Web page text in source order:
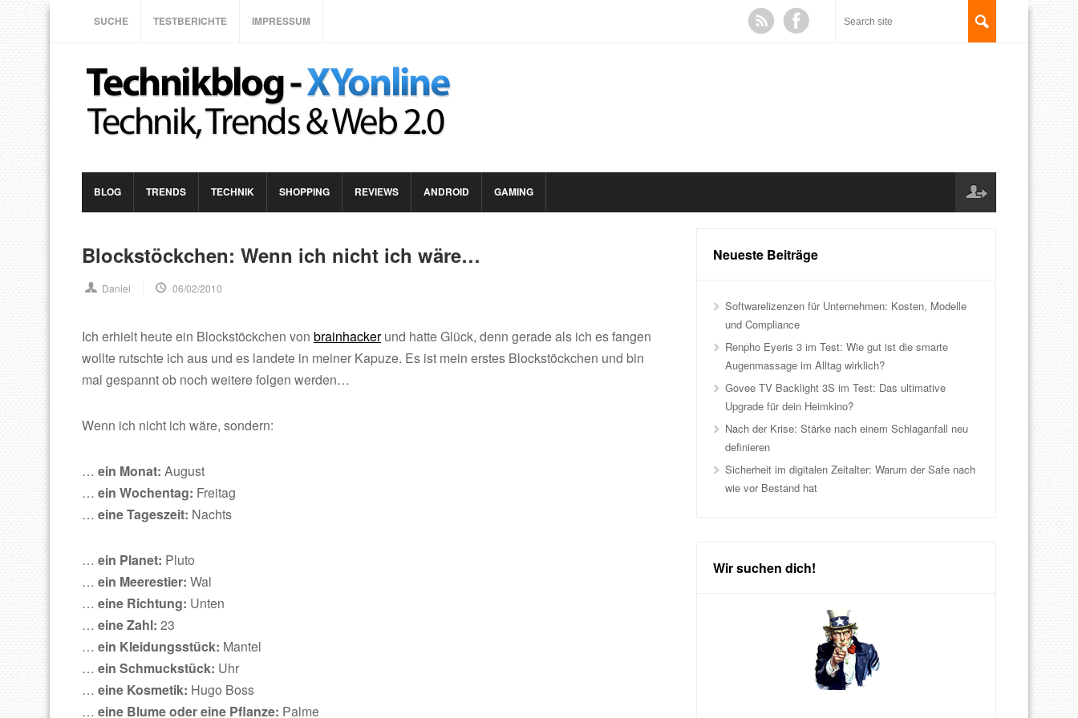
SUCHE TESTBERICHTE IMPRESSUM
BLOG TRENDS TECHNIK SHOPPING REVIEWS ANDROID GAMING
Blockstöckchen: Wenn ich nicht ich wäre…
Daniel 06/02/2010
Ich erhielt heute ein Blockstöckchen von brainhackerund hatte Glück, denn gerade als ich es fangen
wollte rutschte ich aus und es landete in meiner Kapuze. Es ist mein erstes Blockstöckchen und bin
mal gespannt ob noch weitere folgen werden…
Wenn ich nicht ich wäre, sondern:
… ein Monat: August
… ein Wochentag: Freitag
… eine Tageszeit: Nachts
… ein Planet: Pluto
… ein Meerestier: Wal
… eine Richtung: Unten
… eine Zahl: 23
… ein Kleidungsstück: Mantel
… ein Schmuckstück: Uhr
… eine Kosmetik: Hugo Boss
… eine Blume oder eine Pflanze: Palme
Neueste Beiträge
Softwarelizenzen für Unternehmen: Kosten, Modelle
und Compliance
Renpho Eyeris 3 im Test: Wie gut ist die smarte
Augenmassage im Alltag wirklich?
Govee TV Backlight 3S im Test: Das ultimative
Upgrade für dein Heimkino?
Nach der Krise: Stärke nach einem Schlaganfall neu
definieren
Sicherheit im digitalen Zeitalter: Warum der Safe nach
wie vor Bestand hat
Wir suchen dich!